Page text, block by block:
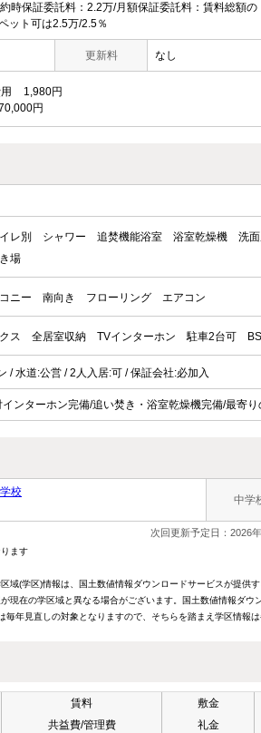
時保証委託料：2.2万/月額保証委託料：賃料総額の
ット可は2.5万/2.5％
更新料 なし
1,980円
円
レ別 シャワー 追焚機能浴室 浴室乾燥機 洗
場
ニー 南向き フローリング エアコン
ス 全居室収納 TVインターホン 駐車2台可 BS
/ 水道:公営 / 2人入居:可 / 保証会社:必加入
ンターホン完備/追い焚き・浴室乾燥機完備/最寄
校
中学
次回更新予定日：2026
ます
域(学区)情報は、国土数値情報ダウンロードサービスが提
現在の学区域と異なる場合がございます。国土数値情報ダ
年見直しの対象となりますので、そちらを踏まえ学区情報は
賃料
共益費/管理費
敷金
礼金